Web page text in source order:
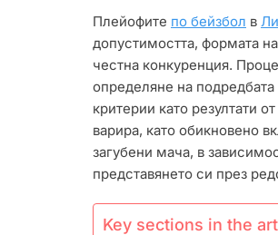
Плейофите по бейзбол в
допустимостта, формата
честна конкуренция.
определяне на подредбата
критерии като резултати
варира, като обикновено
загубени мача, в
представянето си през
Key sections in the